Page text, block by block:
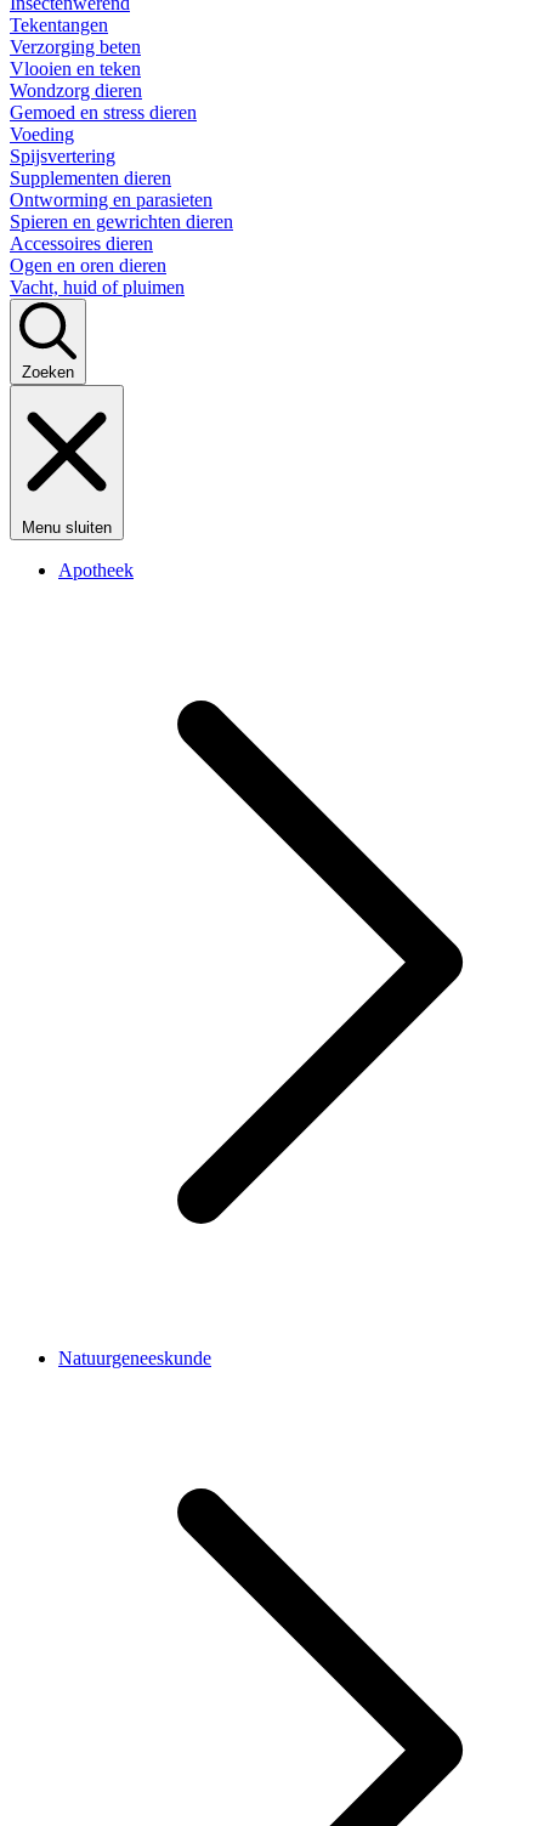
Tekentangen
Verzorging beten
Vlooien en teken
Wondzorg dieren
Gemoed en stress dieren
Voeding
Spijsvertering
Supplementen dieren
Ontworming en parasieten
Spieren en gewrichten dieren
Accessoires dieren
Ogen en oren dieren
Vacht, huid of pluimen
Zoeken
Menu sluiten
Apotheek
Natuurgeneeskunde